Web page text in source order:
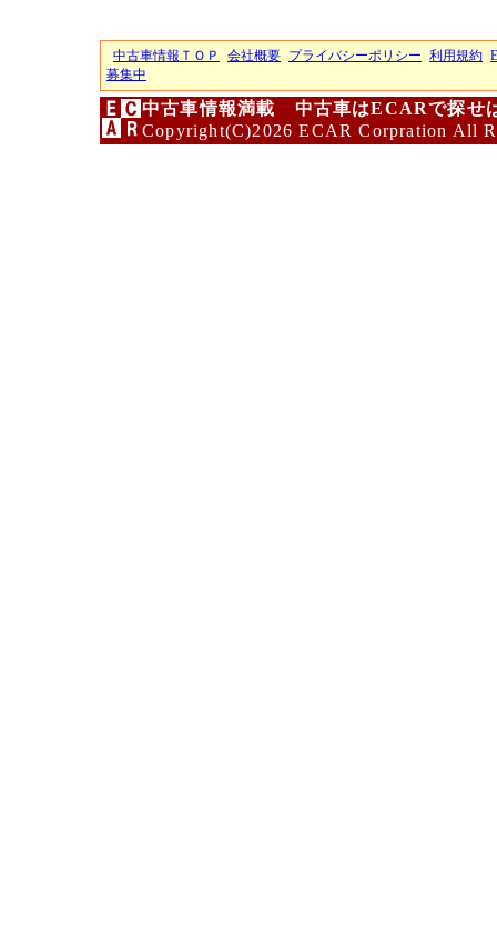
中古車情報ＴＯＰ 会社概要 プライバシーポリシー 利用規約
募集中
中古車情報満載 中古車はECARで探せ
Copyright(C)2026 ECAR Corpration All